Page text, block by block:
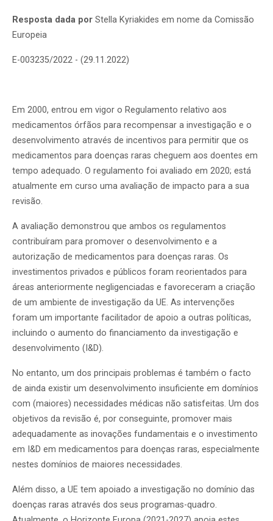
Resposta dada por Stella Kyriakides em nome da Comissão
Europeia
E-003235/2022 - (29.11.2022)
Em 2000, entrou em vigor o Regulamento relativo aos
medicamentos órfãos para recompensar a investigação e o
desenvolvimento através de incentivos para permitir que os
medicamentos para doenças raras cheguem aos doentes em
tempo adequado. O regulamento foi avaliado em 2020; está
atualmente em curso uma avaliação de impacto para a sua
revisão.
A avaliação demonstrou que ambos os regulamentos
contribuíram para promover o desenvolvimento e a
autorização de medicamentos para doenças raras. Os
investimentos privados e públicos foram reorientados para
áreas anteriormente negligenciadas e favoreceram a criação
de um ambiente de investigação da UE. As intervenções
foram um importante facilitador de apoio a outras políticas,
incluindo o aumento do financiamento da investigação e
desenvolvimento (I&D).
No entanto, um dos principais problemas é também o facto
de ainda existir um desenvolvimento insuficiente em domínios
com (maiores) necessidades médicas não satisfeitas. Um dos
objetivos da revisão é, por conseguinte, promover mais
adequadamente as inovações fundamentais e o investimento
em I&D em medicamentos para doenças raras, especialmente
nestes domínios de maiores necessidades.
Além disso, a UE tem apoiado a investigação no domínio das
doenças raras através dos seus programas-quadro.